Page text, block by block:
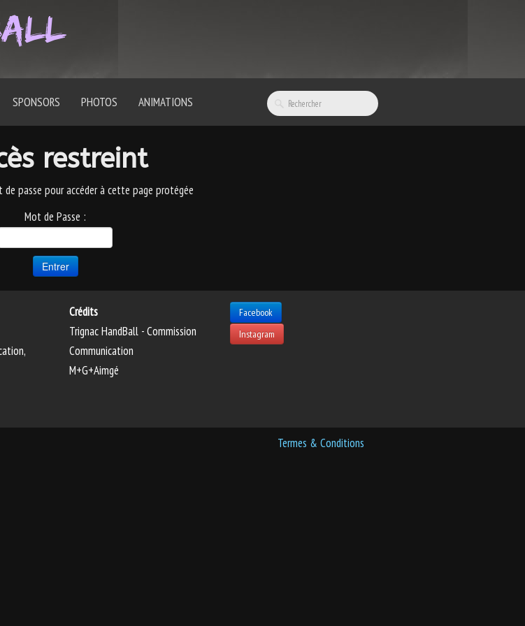
SPONSORS PHOTOS ANIMATIONS
restreint
passe pour accéder à cette page protégée
Mot de Passe :
Crédits
Trignac HandBall - Commission
Communication
M+G+Aimgé
Facebook
Instagram
Termes & Conditions